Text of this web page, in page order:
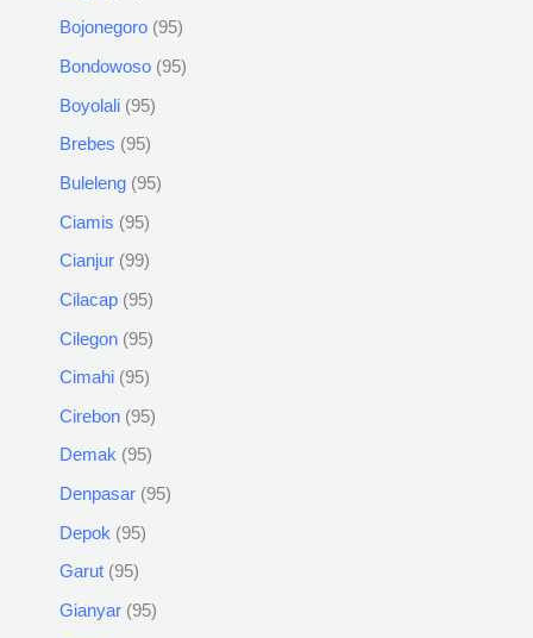
Bojonegoro 95
Bondowoso 95
Boyolali 95
Brebes 95
Buleleng 95
Ciamis 95
Cianjur 99
Cilacap 95
Cilegon 95
Cimahi 95
Cirebon 95
Demak 95
Denpasar 95
Depok 95
Garut 95
Gianyar 95